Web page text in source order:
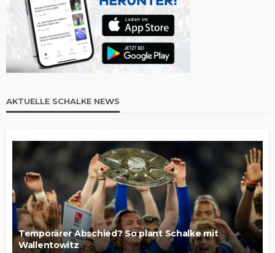
AKTUELLE SCHALKE NEWS
Temporärer Abschied? So plant Schalke mit
Wallentowitz